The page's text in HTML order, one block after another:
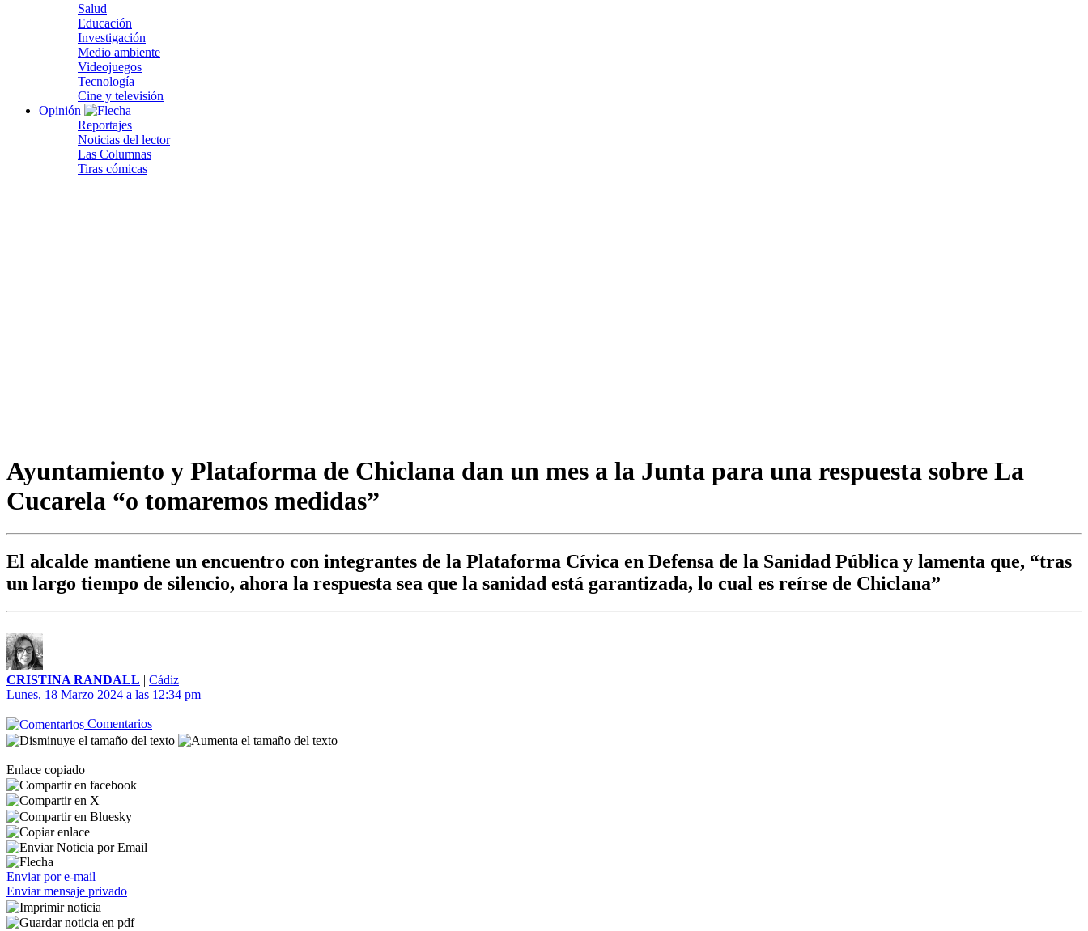
Salud
Educación
Investigación
Medio ambiente
Videojuegos
Tecnología
Cine y televisión
Opinión
Reportajes
Noticias del lector
Las Columnas
Tiras cómicas
Ayuntamiento y Plataforma de Chiclana dan un mes a la Junta para una respuesta sobre La
Cucarela “o tomaremos medidas”
El alcalde mantiene un encuentro con integrantes de la Plataforma Cívica en Defensa de la Sanidad Pública y lamenta que, “tras
un largo tiempo de silencio, ahora la respuesta sea que la sanidad está garantizada, lo cual es reírse de Chiclana”
CRISTINA RANDALL | Cádiz
Lunes, 18 Marzo 2024 a las 12:34 pm
Comentarios
Enlace copiado
Enviar por e-mail
Enviar mensaje privado